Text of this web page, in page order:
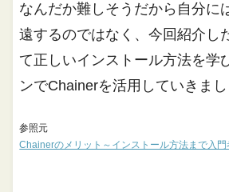
なんだか難しそうだから自分に
遠するのではなく、今回紹介し
て正しいインストール方法を学
ンでChainerを活用していきまし
参照元
Chainerのメリット～インストール方法まで入門